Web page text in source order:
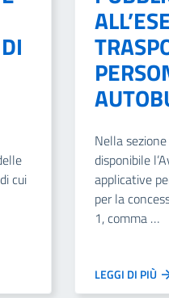
cui
Nella
disponibile
applicative
per la
1, comma …
LEGGI DI PIÙ